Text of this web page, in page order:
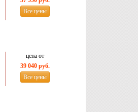
Все цены
цена от
39 040 руб.
Все цены